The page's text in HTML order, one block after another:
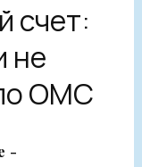
счет:
не
ОМС